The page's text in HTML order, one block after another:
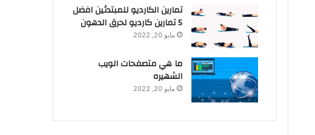
تمارين الكارديو للمبتدئين افضل
5 تمارين كارديو لحرق الدهون
مايو 20, 2022
ما هي متصفحات الويب
الشهيره
مايو 20, 2022